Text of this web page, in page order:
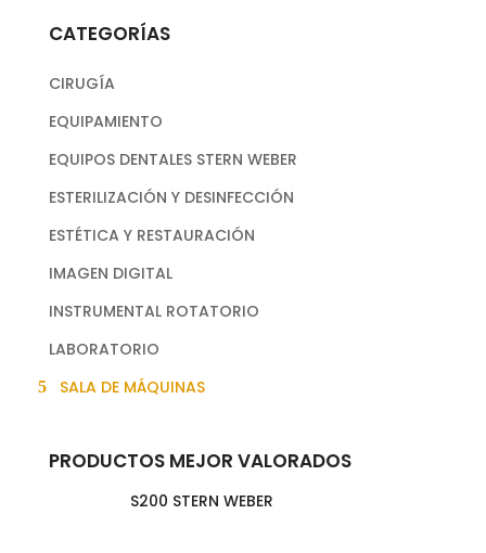
CATEGORÍAS
CIRUGÍA
EQUIPAMIENTO
EQUIPOS DENTALES STERN WEBER
ESTERILIZACIÓN Y DESINFECCIÓN
ESTÉTICA Y RESTAURACIÓN
IMAGEN DIGITAL
INSTRUMENTAL ROTATORIO
LABORATORIO
SALA DE MÁQUINAS
PRODUCTOS MEJOR VALORADOS
S200 STERN WEBER